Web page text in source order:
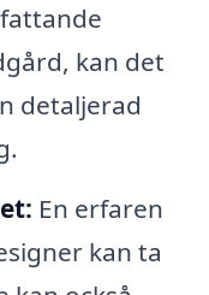
kan det
detaljerad
En erfaren
kan ta